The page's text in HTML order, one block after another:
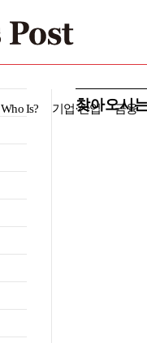
Who Is? 기업·산업 금융
찾아오시